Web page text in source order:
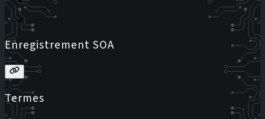
Enregistrement SOA
Termes